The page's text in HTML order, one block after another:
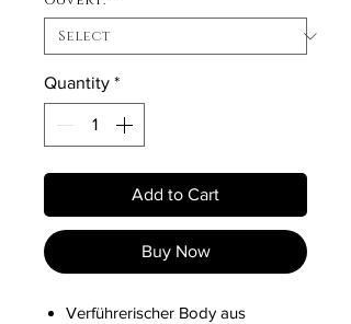
Quantity *
Add to Cart
Buy Now
Verführerischer Body aus